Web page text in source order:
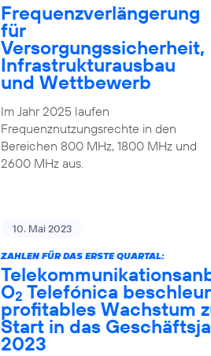
Frequenzverlängerung
für
Versorgungssicherheit,
Infrastrukturausbau
und Wettbewerb
Im Jahr 2025 laufen
Frequenznutzungsrechte in den
Bereichen 800 MHz, 1800 MHz und
2600 MHz aus.
10. Mai 2023
ZAHLEN FÜR DAS ERSTE QUARTAL:
O2 Telefónica
profitables Wachstum
Start in das
2023